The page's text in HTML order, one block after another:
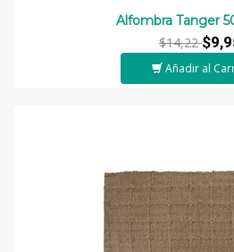
Alfombra Tanger
$14,22
Añadir al